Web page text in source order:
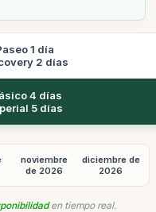
1 día
2 días
4 días
5 días
noviembre
de 2026
diciembre de
2026
en tiempo real.